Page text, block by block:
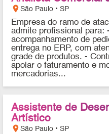
location_onSão Paulo • SP
Empresa do ramo de
admite profissional para:
acompanhamento de
entrega no ERP, com
grade de produtos. -
apoiar o faturamento e
mercadorias...
Assistente de
Artístico
location_onSão Paulo • SP